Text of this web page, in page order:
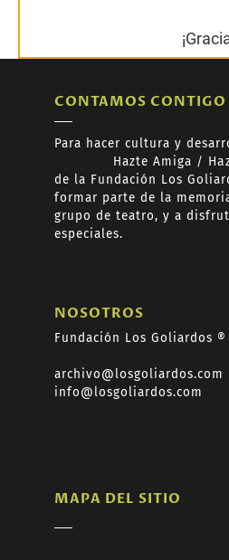
CONTAMOS CONTIGO
Para hacer cultura y
Hazte Amiga /
de la Fundación Los
formar parte de la
grupo de teatro, y a
especiales.
NOSOTROS
Fundación Los Goliardos ®
archivo@losgoliardos.com
info@losgoliardos.com
MAPA DEL SITIO